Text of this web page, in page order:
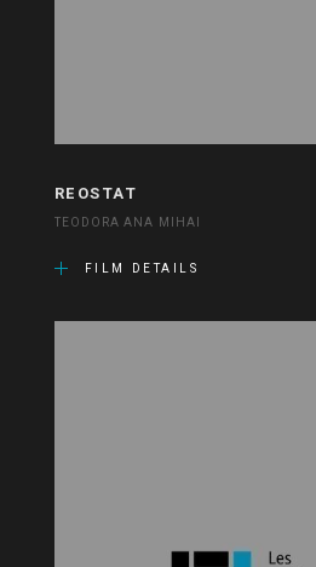
REOSTAT
TEODORA ANA MIHAI
FILM DETAILS